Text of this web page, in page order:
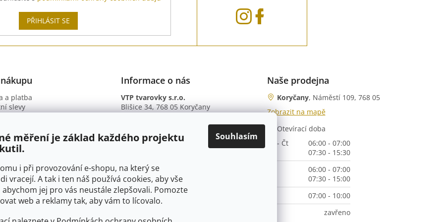
měření je základ každého projektu
i při provozování e-shopu, na který se
vracejí. A tak i ten náš používá cookies, aby vše
jej pro vás neustále zlepšovali. Pomozte
web a reklamy tak, aby vám to lícovalo.
Souhlasím
PŘIHLÁSIT SE
a platba
slevy
ochrany osobních údajů
Informace o nás
VTP tvarovky s.r.o.
Blišice 34, 768 05 Koryčany
B. ú.: 2301934375/2010 (Fio banka)
Naše prodejna
Koryčany, Náměstí 109, 768 05
Zobrazit na mapě
Otevírací doba
Po - Čt
06:00 - 07:00
07:30 - 15:30
06:00 - 07:00
07:30 - 15:00
07:00 - 10:00
zavřeno